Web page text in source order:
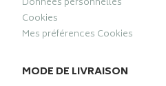
Cookies
Mes préférences Cookies
MODE DE LIVRAISON